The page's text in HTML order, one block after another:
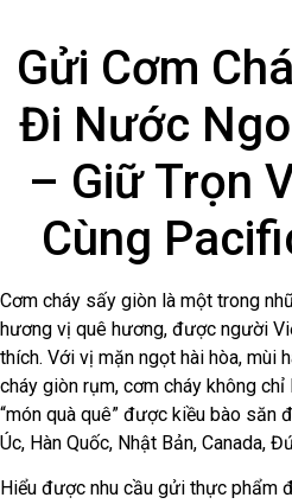
Gửi Cơm
Đi Nước
– Giữ Trọn
Cùng
Cơm cháy sấy giòn là một trong
hương vị quê hương, được người
thích. Với vị mặn ngọt hài hòa, mùi
cháy giòn rụm, cơm cháy không
“món quà quê” được kiều bào săn
Úc, Hàn Quốc, Nhật Bản, Canada,
Hiểu được nhu cầu gửi thực phẩm